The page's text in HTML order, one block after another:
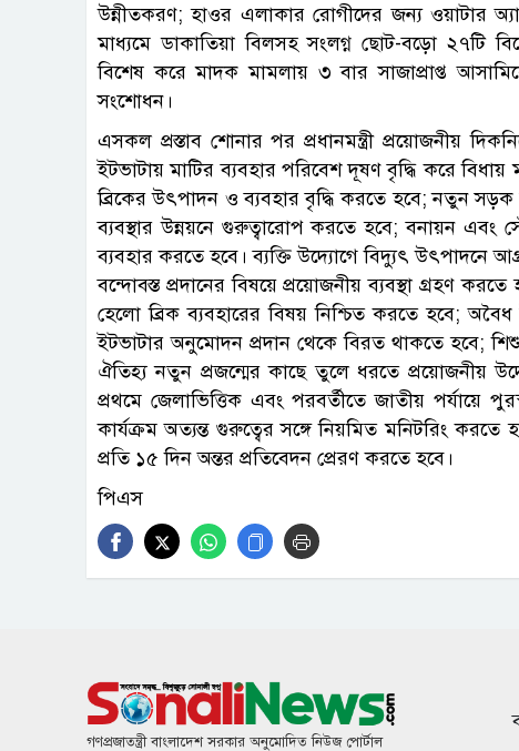
উন্নীতকরণ; হাওর এলাকার রোগীদের জন্য ওয়াটার
মাধ্যমে ডাকাতিয়া বিলসহ সংলগ্ন ছোট-বড়ো ২৭টি
বিশেষ করে মাদক মামলায় ৩ বার সাজাপ্রাপ্ত
সংশোধন।
এসকল প্রস্তাব শোনার পর প্রধানমন্ত্রী প্রয়োজনীয়
ইটভাটায় মাটির ব্যবহার পরিবেশ দূষণ বৃদ্ধি করে
ব্রিকের উৎপাদন ও ব্যবহার বৃদ্ধি করতে হবে; নতুন সড়ক
ব্যবস্থার উন্নয়নে গুরুত্বারোপ করতে হবে; বনায়ন এবং
ব্যবহার করতে হবে। ব্যক্তি উদ্যোগে বিদ্যুৎ উৎপাদনে
বন্দোবস্ত প্রদানের বিষয়ে প্রয়োজনীয় ব্যবস্থা গ্রহণ করতে
হেলো ব্রিক ব্যবহারের বিষয় নিশ্চিত করতে হবে;
ইটভাটার অনুমোদন প্রদান থেকে বিরত থাকতে হবে;
ঐতিহ্য নতুন প্রজন্মের কাছে তুলে ধরতে প্রয়োজনীয়
প্রথমে জেলাভিত্তিক এবং পরবর্তীতে জাতীয় পর্যায়ে
কার্যক্রম অত্যন্ত গুরুত্বের সঙ্গে নিয়মিত মনিটরিং করতে
প্রতি ১৫ দিন অন্তর প্রতিবেদন প্রেরণ করতে হবে।
পিএস
গণপ্রজাতন্ত্রী বাংলাদেশ সরকার অনুমোদিত নিউজ পোর্টাল